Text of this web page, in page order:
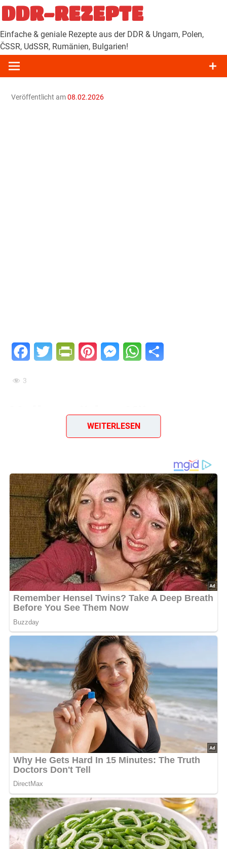
Zum
Inhalt
springen
DDR-REZEPTE
Einfache & geniale Rezepte aus der DDR & Ungarn, Polen,
ČSSR, UdSSR, Rumänien, Bulgarien!
Veröffentlicht am08.02.2026
FacebookTwitter PrintFriendly
PinterestMessengerWhatsApp
3
Halberstädter Käsesuppe
– cremige Suppe mit
Käse und Würstchen
DieHalberstädter Käsesuppeist eine kräftige, sämige
Suppe auf Basis vonBrüheundMilch , die durch eine helle
Mehlschwitze ihre typische Bindung erhält. Fein
geschnitteneZwiebelnoderPorreewerden zunächst in
Margarineangedünstet und geben der Suppe ein mild-
würziges Aroma.
Nach dem Auffüllen mit Flüssigkeit sorgenSenfund
Reibekäsefür Tiefe und eine angenehm cremige
Konsistenz. MitSalzund einer Prise
wird der
Geschmack abgerundet. Kurz angebratene
Würstchenscheibenkommen erst zum Schluss in die
heiße Suppe und verleihen ihr eine herzhafte Einlage.
Serviert heiß entsteht eine sättigende Mahlzeit mit
ausgewogenem Aroma.
Zubereitungszeit:ca.30 Minuten
430 kcal pro Portion
WEITERLESEN